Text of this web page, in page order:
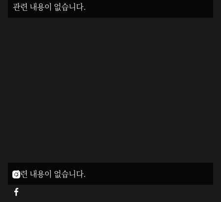
관련 내용이 없습니다.
관련 내용이 없습니다.

